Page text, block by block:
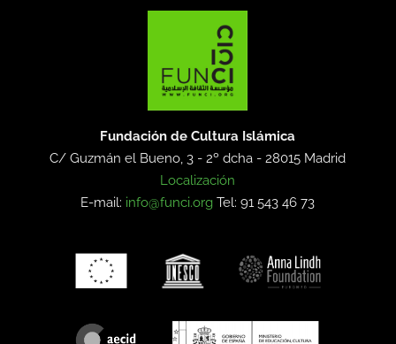
Fundación de Cultura Islámica
C/ Guzmán el Bueno, 3 - 2º dcha -28015 Madrid
Localización
E-mail: info@funci.org Tel: 91 543 46 73